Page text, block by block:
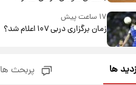
عکس
۱۷ ساعت پیش
زمان برگزاری دربی ۱۰۷ اعلام شد؟
خبر انتصاب جدید محسن رضایی
ها پربحث ها